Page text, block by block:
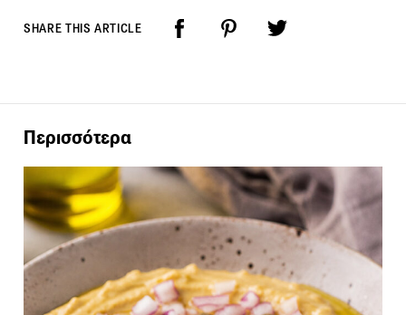
SHARE THIS ARTICLE
Περισσότερα